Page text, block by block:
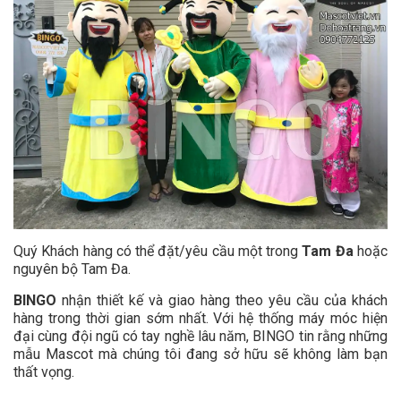
Quý Khách hàng có thể đặt/yêu cầu một trongTam Đahoặc
nguyên bộ Tam Đa.
BINGO nhận thiết kế và giao hàng theo yêu cầu của khách
hàng trong thời gian sớm nhất. Với hệ thống máy móc hiện
đại cùng đội ngũ có tay nghề lâu năm, BINGO tin rằng những
mẫu Mascot mà chúng tôi đang sở hữu sẽ không làm bạn
thất vọng.